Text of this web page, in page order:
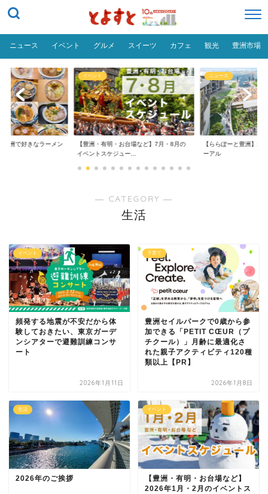
ニュース イベント グルメ スイーツ カフェ 観光 豊洲市場
豊洲で好きなラーメン
イベント
【豊洲・有明・お台場など】7月・8月の
イベントスケジュー...
ニュース
【ららぽーと豊洲】
ーアル
― CATEGORY ―
生活
イベント
頻発する地震が不安だから体
験しておきたい、東京ガーデ
ンシアターで避難訓練コンサ
ート
2026年1月11日
子育て
豊洲セイルパークで0歳から参
加できる「PETIT CŒUR（プ
チクール）」月齢に最適化さ
れた親子アクティビティ120種
類以上【PR】
2026年1月8日
生活
2026年のご挨拶
イベント
【豊洲・有明・お台場など】
2026年1月・2月のイベントス